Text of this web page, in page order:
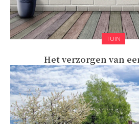
TUIN
Het verzorgen van